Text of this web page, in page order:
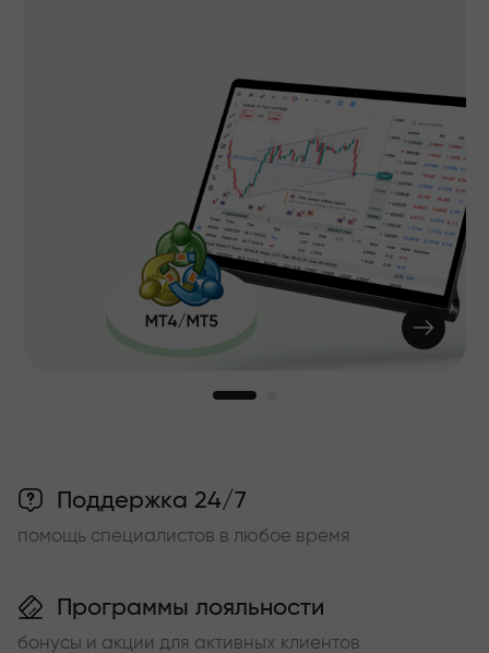
Поддержка 24/7
помощь специалистов в любое время
Программы лояльности
бонусы и акции для активных клиентов